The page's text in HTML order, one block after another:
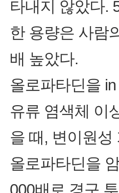
타내지 않았다.
한 용량은 사람
배 높았다.
올로파타딘을
유류 염색체 이
을 때, 변이원
올로파타딘을